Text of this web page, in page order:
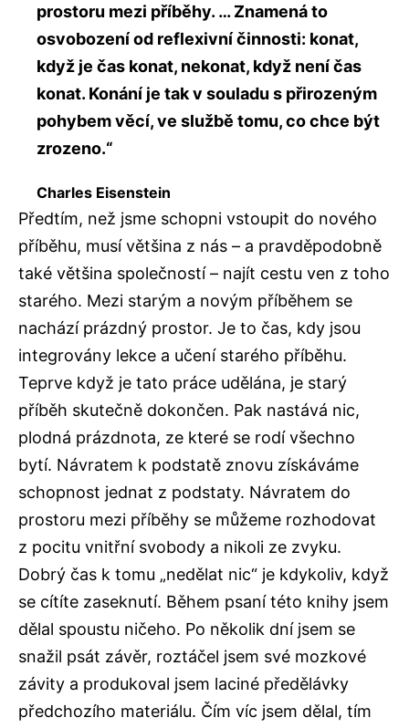
prostoru mezi příběhy. … Znamená to
osvobození od reflexivní činnosti: konat,
když je čas konat, nekonat, když není čas
konat. Konání je tak v souladu s přirozeným
pohybem věcí, ve službě tomu, co chce být
zrozeno.“
Charles Eisenstein
Předtím, než jsme schopni vstoupit do nového
příběhu, musí většina z nás – a pravděpodobně
také většina společností – najít cestu ven z toho
starého. Mezi starým a novým příběhem se
nachází prázdný prostor. Je to čas, kdy jsou
integrovány lekce a učení starého příběhu.
Teprve když je tato práce udělána, je starý
příběh skutečně dokončen. Pak nastává nic,
plodná prázdnota, ze které se rodí všechno
bytí. Návratem k podstatě znovu získáváme
schopnost jednat z podstaty. Návratem do
prostoru mezi příběhy se můžeme rozhodovat
z pocitu vnitřní svobody a nikoli ze zvyku.
Dobrý čas k tomu „nedělat nic“ je kdykoliv, když
se cítíte zaseknutí. Během psaní této knihy jsem
dělal spoustu ničeho. Po několik dní jsem se
snažil psát závěr, roztáčel jsem své mozkové
závity a produkoval jsem laciné předělávky
předchozího materiálu. Čím víc jsem dělal, tím